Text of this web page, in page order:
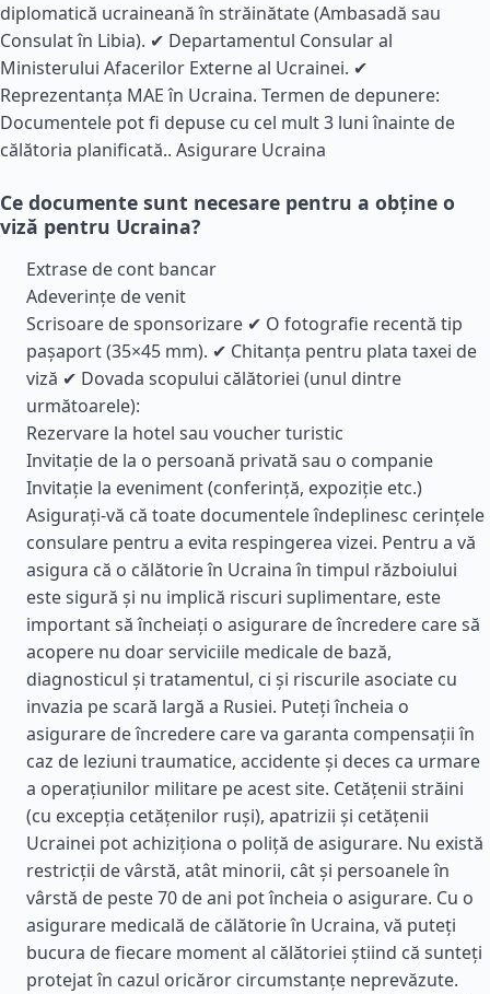
diplomatică ucraineană în străinătate (Ambasadă sau
Consulat în Libia). ✔ Departamentul Consular al
Ministerului Afacerilor Externe al Ucrainei. ✔
Reprezentanța MAE în Ucraina. Termen de depunere:
Documentele pot fi depuse cu cel mult 3 luni înainte de
călătoria planificată.. Asigurare Ucraina
Ce documente sunt necesare pentru a obține o
viză pentru Ucraina?
Extrase de cont bancar
Adeverințe de venit
Scrisoare de sponsorizare ✔ O fotografie recentă tip
pașaport (35×45 mm). ✔ Chitanța pentru plata taxei de
viză ✔ Dovada scopului călătoriei (unul dintre
următoarele):
Rezervare la hotel sau voucher turistic
Invitație de la o persoană privată sau o companie
Invitație la eveniment (conferință, expoziție etc.)
Asigurați-vă că toate documentele îndeplinesc cerințele
consulare pentru a evita respingerea vizei. Pentru a vă
asigura că o călătorie în Ucraina în timpul războiului
este sigură și nu implică riscuri suplimentare, este
important să încheiați o asigurare de încredere care să
acopere nu doar serviciile medicale de bază,
diagnosticul și tratamentul, ci și riscurile asociate cu
invazia pe scară largă a Rusiei. Puteți încheia o
asigurare de încredere care va garanta compensații în
caz de leziuni traumatice, accidente și deces ca urmare
a operațiunilor militare pe acest site. Cetățenii străini
(cu excepția cetățenilor ruși), apatrizii și cetățenii
Ucrainei pot achiziționa o poliță de asigurare. Nu există
restricții de vârstă, atât minorii, cât și persoanele în
vârstă de peste 70 de ani pot încheia o asigurare. Cu o
asigurare medicală de călătorie în Ucraina, vă puteți
bucura de fiecare moment al călătoriei știind că sunteți
protejat în cazul oricăror circumstanțe neprevăzute.